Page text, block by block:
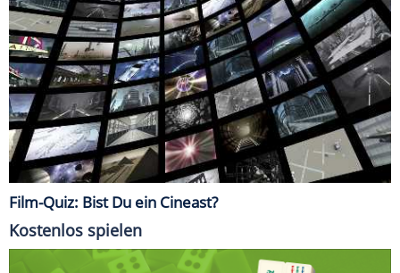
Film-Quiz: Bist Du ein Cineast?
Kostenlos spielen